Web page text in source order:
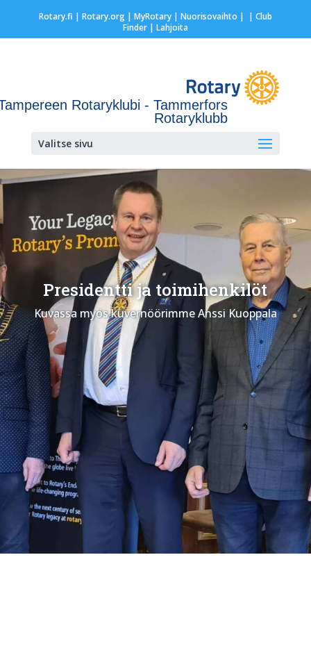
Rotary.fi | Rotary.org| MyRotary | Nuorisovaihto | | Club
Finder| Lahjoita
Rotaryklubi - Tammerfors
Rotaryklubb
Valitse sivu
Presidentti ja toimihenkilöt
Kuvassa myös kuvernöörimme Anssi Kuoppala